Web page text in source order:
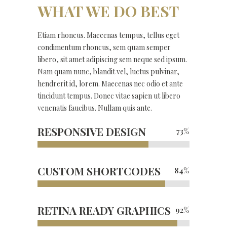
WHAT WE DO BEST
Etiam rhoncus. Maecenas tempus, tellus eget
condimentum rhoncus, sem quam semper
libero, sit amet adipiscing sem neque sed ipsum.
Nam quam nunc, blandit vel, luctus pulvinar,
hendrerit id, lorem. Maecenas nec odio et ante
tincidunt tempus. Donec vitae sapien ut libero
venenatis faucibus. Nullam quis ante.
RESPONSIVE DESIGN 73%
CUSTOM SHORTCODES 84%
RETINA READY GRAPHICS 92%